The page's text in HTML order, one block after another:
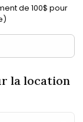
de 100$ pour
la location